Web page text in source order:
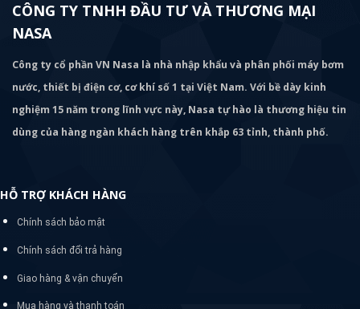
CÔNG TY TNHH ĐẦU TƯ VÀ THƯƠNG MẠI
NASA
Công ty cổ phần VN Nasa là nhà nhập khẩu và phân phối máy bơm
nước, thiết bị điện cơ, cơ khí số 1 tại Việt Nam. Với bề dày kinh
nghiệm 15 năm trong lĩnh vực này, Nasa tự hào là thương hiệu tin
dùng của hàng ngàn khách hàng trên khắp 63 tỉnh, thành phố.
HỖ TRỢ KHÁCH HÀNG
Chính sách bảo mật
Chính sách đổi trả hàng
Giao hàng & vận chuyển
Mua hàng và thanh toán